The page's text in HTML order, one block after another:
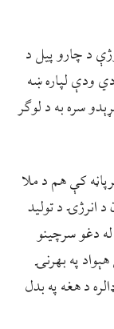
د چارو پیل د
ودې لپاره ښه
سره به د لوګر
کې هم د ملا
انرژۍ د تولید
دغو سرچینو
په بهرنۍ
د هغه په بدل